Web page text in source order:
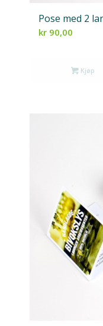
Pose med 2
kr90,00
Kjøp